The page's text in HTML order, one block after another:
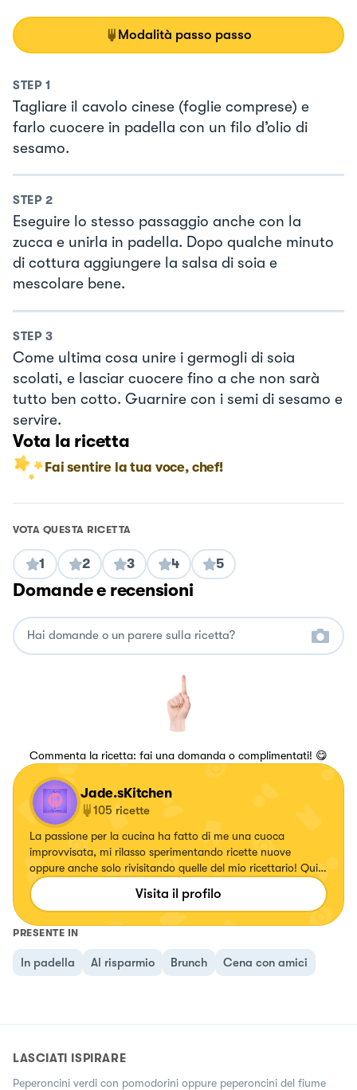
Modalità passo passo
STEP 1
Tagliare il cavolo cinese (foglie comprese) e
farlo cuocere in padella con un filo d’olio di
sesamo.
STEP 2
Eseguire lo stesso passaggio anche con la
zucca e unirla in padella. Dopo qualche minuto
di cottura aggiungere la salsa di soia e
mescolare bene.
STEP 3
Come ultima cosa unire i germogli di soia
scolati, e lasciar cuocere fino a che non sarà
tutto ben cotto. Guarnire con i semi di sesamo e
servire.
Vota la ricetta
Fai sentire la tua voce, chef!
VOTA QUESTA RICETTA
1 2 3 4 5
Domande e recensioni
Commenta la ricetta: fai una domanda o complimentati! 😋
Jade.sKitchen
105 ricette
La passione per la cucina ha fatto di me una cuoca
improvvisata, mi rilasso sperimentando ricette nuove
oppure anche solo rivisitando quelle del mio ricettario! Qui
potete trovarne una vasta scelta🤗
Visita il profilo
PRESENTE IN
In padella Al risparmio Brunch Cena con amici
LASCIATI ISPIRARE
Peperoncini verdi con pomodorini oppure peperoncini del fiume